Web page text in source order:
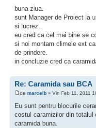
buna ziua.
sunt Manager de Proiect la
si lucrez..
eu cred ca cel mai bine se
si noi montam climele ext
de prindere.
in concluzie cred ca
Re: Caramida sau BCA
de marcelb » Vin Feb 11, 2011
Eu sunt pentru blocurile
costul caramizilor din
caramida buna.